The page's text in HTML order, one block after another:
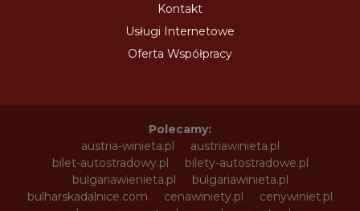
Kontakt
Usługi Internetowe
Oferta Współpracy
Polecamy:
austria-winieta.pl
austriawinieta.pl
bilet-autostradowy.pl
bilety-autostradowe.pl
bulgariawienieta.pl
bulgariawinieta.pl
bulharskadalnice.com
cenawiniety.pl
cenywiniet.pl